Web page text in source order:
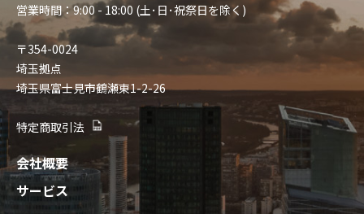
営業時間：9:00 - 18:00 (土･日･祝祭日を除く)
〒354-0024
埼玉拠点
埼玉県富士見市鶴瀬東1-2-26
特定商取引法
会社概要
サービス